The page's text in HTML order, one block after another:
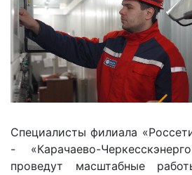
Специалисты филиала
- «Карачаево-
проведут масштабные